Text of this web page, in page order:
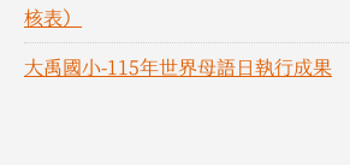
核表）
大禹國小-115年世界母語日執行成果